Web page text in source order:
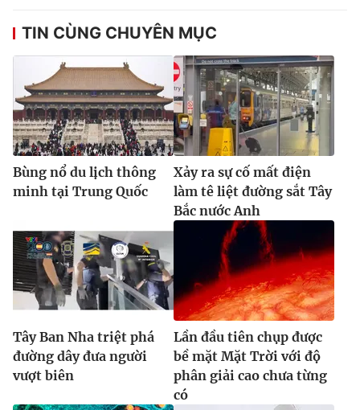
TIN CÙNG CHUYÊN MỤC
Bùng nổ du lịch thông
minh tại Trung Quốc
Xảy ra sự cố mất điện
làm tê liệt đường sắt Tây
Bắc nước Anh
Tây Ban Nha triệt phá
đường dây đưa người
vượt biên
Lần đầu tiên chụp được
bề mặt Mặt Trời với độ
phân giải cao chưa từng
có